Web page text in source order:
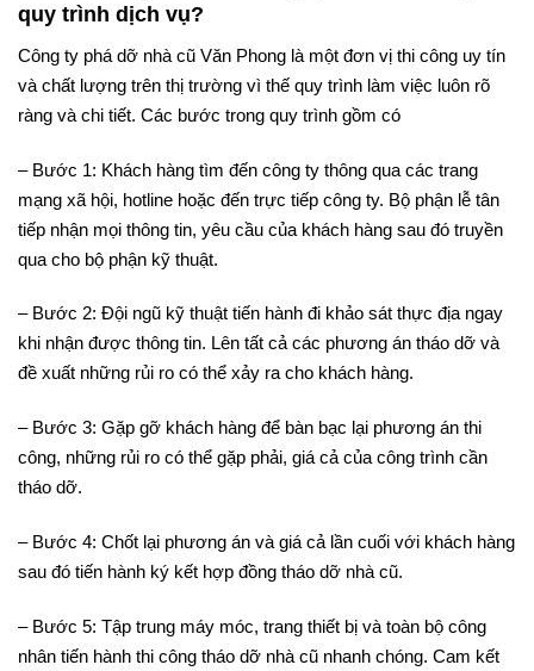
quy trình dịch vụ?
Công ty phá dỡ nhà cũ Văn Phong là một đơn vị thi công uy tín
và chất lượng trên thị trường vì thế quy trình làm việc luôn rõ
ràng và chi tiết. Các bước trong quy trình gồm có
– Bước 1: Khách hàng tìm đến công ty thông qua các trang
mạng xã hội, hotline hoặc đến trực tiếp công ty. Bộ phận lễ tân
tiếp nhận mọi thông tin, yêu cầu của khách hàng sau đó truyền
qua cho bộ phận kỹ thuật.
– Bước 2: Đội ngũ kỹ thuật tiến hành đi khảo sát thực địa ngay
khi nhận được thông tin. Lên tất cả các phương án tháo dỡ và
đề xuất những rủi ro có thể xảy ra cho khách hàng.
– Bước 3: Gặp gỡ khách hàng để bàn bạc lại phương án thi
công, những rủi ro có thể gặp phải, giá cả của công trình cần
tháo dỡ.
– Bước 4: Chốt lại phương án và giá cả lần cuối với khách hàng
sau đó tiến hành ký kết hợp đồng tháo dỡ nhà cũ.
– Bước 5: Tập trung máy móc, trang thiết bị và toàn bộ công
nhân tiến hành thi công tháo dỡ nhà cũ nhanh chóng. Cam kết